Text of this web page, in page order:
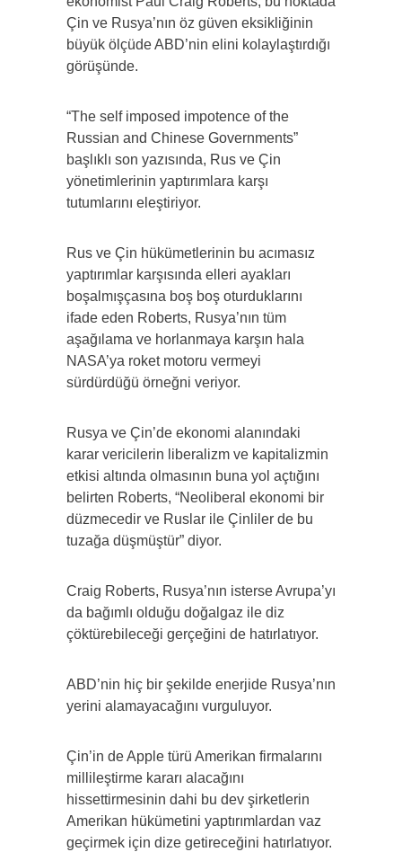
Çin ve Rusya’nın öz güven eksikliğinin
büyük ölçüde ABD’nin elini kolaylaştırdığı
görüşünde.
“The self imposed impotence of the
Russian and Chinese Governments”
başlıklı son yazısında, Rus ve Çin
yönetimlerinin yaptırımlara karşı
tutumlarını eleştiriyor.
Rus ve Çin hükümetlerinin bu acımasız
yaptırımlar karşısında elleri ayakları
boşalmışçasına boş boş oturduklarını
ifade eden Roberts, Rusya’nın tüm
aşağılama ve horlanmaya karşın hala
NASA’ya roket motoru vermeyi
sürdürdüğü örneğni veriyor.
Rusya ve Çin’de ekonomi alanındaki
karar vericilerin liberalizm ve kapitalizmin
etkisi altında olmasının buna yol açtığını
belirten Roberts, “Neoliberal ekonomi bir
düzmecedir ve Ruslar ile Çinliler de bu
tuzağa düşmüştür” diyor.
Craig Roberts, Rusya’nın isterse Avrupa’yı
da bağımlı olduğu doğalgaz ile diz
çöktürebileceği gerçeğini de hatırlatıyor.
ABD’nin hiç bir şekilde enerjide Rusya’nın
yerini alamayacağını vurguluyor.
Çin’in de Apple türü Amerikan firmalarını
millileştirme kararı alacağını
hissettirmesinin dahi bu dev şirketlerin
Amerikan hükümetini yaptırımlardan vaz
geçirmek için dize getireceğini hatırlatıyor.